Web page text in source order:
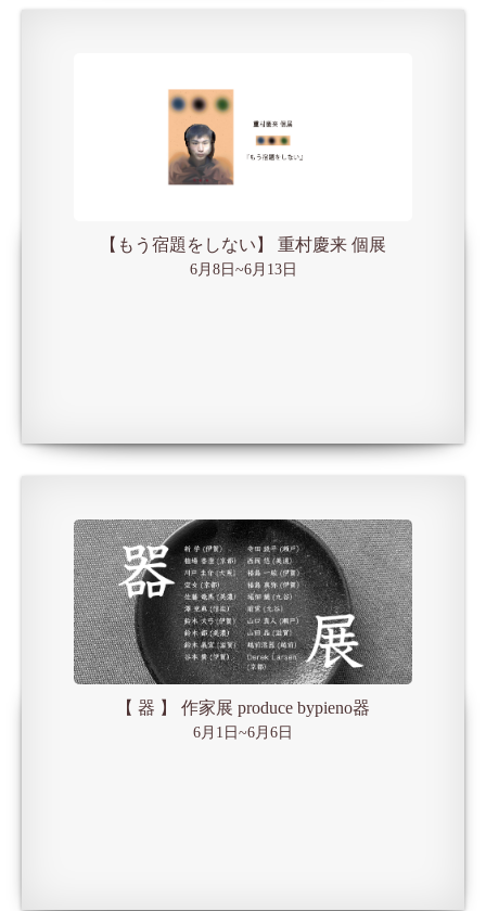
【もう宿題をしない】 重村慶来 個展
6月8日~6月13日
【 器 】 作家展 produce bypieno器
6月1日~6月6日